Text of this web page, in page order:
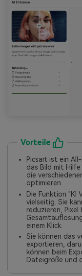
Vorteile
Picsart ist ein
das Bild mit
die
optimieren.
Die Funktion "KI
vielseitig. Sie
reduzieren,
einem Klick.
Sie können das
exportieren,
können beim
Dateigröße und